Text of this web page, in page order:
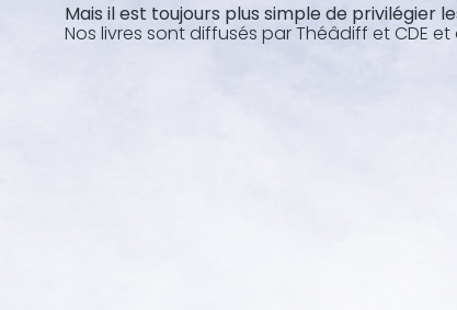
Mais il est toujours plus simple de privilégier
Nos livres sont diffusés par Théâdiff et CDE et